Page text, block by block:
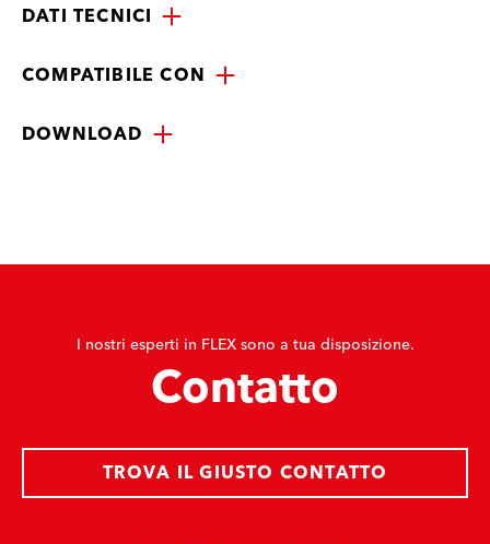
DATI TECNICI
COMPATIBILE CON
DOWNLOAD
I nostri esperti in FLEX sono a tua disposizione.
Contatto
TROVA IL GIUSTO CONTATTO